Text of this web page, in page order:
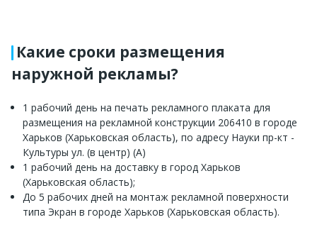
Какие сроки размещения
наружной рекламы?
1 рабочий день на печать рекламного плаката для
размещения на рекламной конструкции 206410 в городе
Харьков (Харьковская область), по адресу Науки пр-кт -
Культуры ул. (в центр) (А)
1 рабочий день на доставку в город Харьков
(Харьковская область);
До 5 рабочих дней на монтаж рекламной поверхности
типа Экран в городе Харьков (Харьковская область).